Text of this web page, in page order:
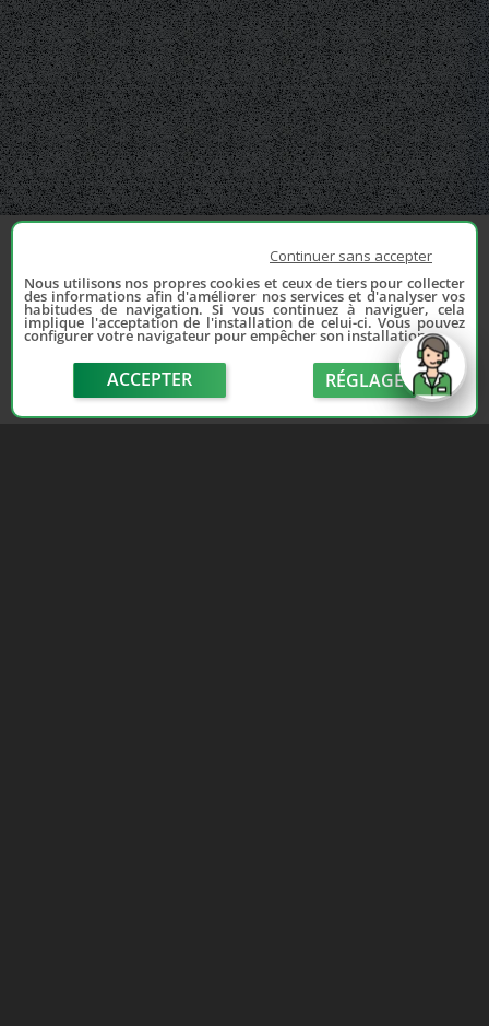
Continuer sans accepter
Nous utilisons nos propres cookies et ceux de tiers pour collecter
des informations afin d'améliorer nos services et d'analyser vos
habitudes de navigation. Si vous continuez à naviguer, cela
implique l'acceptation de l'installation de celui-ci. Vous pouvez
configurer votre navigateur pour empêcher son installation.
ACCEPTER RÉGLAGE